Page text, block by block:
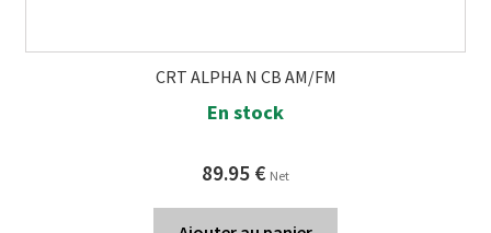
CRT ALPHA N CB AM/FM
En stock
89.95 € Net